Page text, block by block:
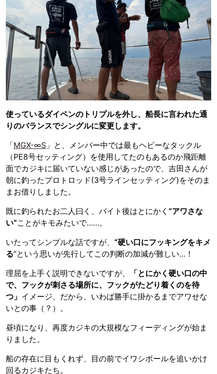
使っているダイペンのトリプルを外し、船長に言われた通
りのバランスでシングルに変更します。
「MGX-∞S 」と、メンバー中では最もヘビーなタックル
（PE8号セッティング）を使用してたのもあるのか飛距離
面でカジキに届いていない感じがあったので、吉田さんが
朝に釣ったプロトロッド(3号ラインセッティング)をそのま
まお借りしました。
既に釣られたお二人曰く、バイト後はとにかく “アワさな
い”ことがキモみたいで……。
いたってシンプルな話ですが、 “硬い口にフッキングをキメ
る”という思いが先行してこの判断の加減が難しい…！
理屈を上手く説明できないですが、
「とにかく硬い口の中
で、フックが刺さる場所に、フックがたどり着くのを待
つ」 イメージ、だから、いわば勝手に掛かるまでアワせな
いとの事（？）。
昼頃になり、再度カジキの大規模なフィーディングが始ま
りました。
船の存在に目もくれず、目の前でイワシボールを追いかけ
回るカジキたち。